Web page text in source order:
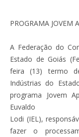
PROGRAMA JOVEM
A Federação do
Estado de Goiás
feira (13) termo
Indústrias do
programa Jovem
Euvaldo
Lodi (IEL),
fazer o